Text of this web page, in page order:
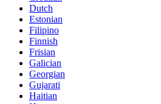
Dutch
Estonian
Filipino
Finnish
Frisian
Galician
Georgian
Gujarati
Haitian